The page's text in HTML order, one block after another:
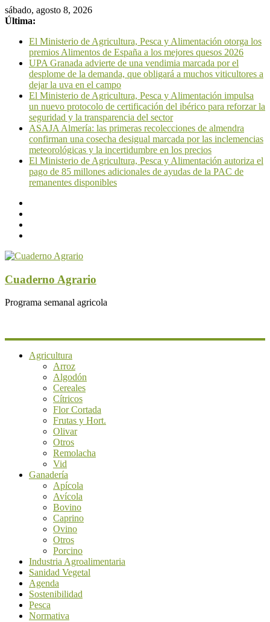
sábado, agosto 8, 2026
Última:
El Ministerio de Agricultura, Pesca y Alimentación otorga los
premios Alimentos de España a los mejores quesos 2026
UPA Granada advierte de una vendimia marcada por el
desplome de la demanda, que obligará a muchos viticultores a
dejar la uva en el campo
El Ministerio de Agricultura, Pesca y Alimentación impulsa
un nuevo protocolo de certificación del ibérico para reforzar la
seguridad y la transparencia del sector
ASAJA Almería: las primeras recolecciones de almendra
confirman una cosecha desigual marcada por las inclemencias
meteorológicas y la incertidumbre en los precios
El Ministerio de Agricultura, Pesca y Alimentación autoriza el
pago de 85 millones adicionales de ayudas de la PAC de
remanentes disponibles
Cuaderno Agrario
Programa semanal agricola
Agricultura
Arroz
Algodón
Cereales
Cítricos
Flor Cortada
Frutas y Hort.
Olivar
Otros
Remolacha
Vid
Ganadería
Apícola
Avícola
Bovino
Caprino
Ovino
Otros
Porcino
Industria Agroalimentaria
Sanidad Vegetal
Agenda
Sostenibilidad
Pesca
Normativa